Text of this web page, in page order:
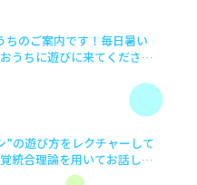
ちのご案内です！毎日暑い
うちに遊びに来てください
”の遊び方をレクチャーして
統合理論を用いてお話しし
強になりました。楽しく学